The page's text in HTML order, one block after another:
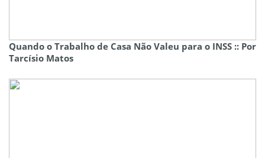
Quando o Trabalho de Casa Não Valeu para o INSS :: Por
Tarcísio Matos